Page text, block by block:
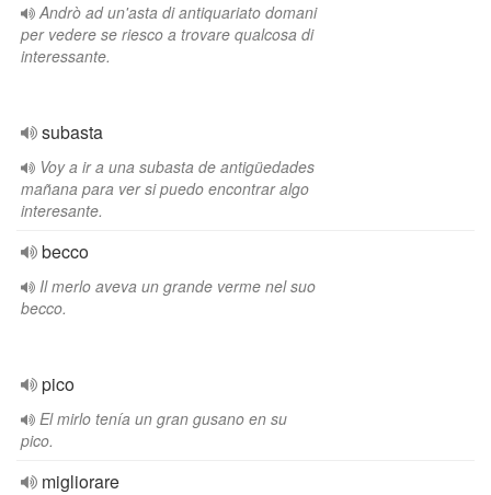
Andrò ad un'asta di antiquariato domani
per vedere se riesco a trovare qualcosa di
interessante.
subasta
Voy a ir a una subasta de antigüedades
mañana para ver si puedo encontrar algo
interesante.
becco
Il merlo aveva un grande verme nel suo
becco.
pico
El mirlo tenía un gran gusano en su
pico.
migliorare